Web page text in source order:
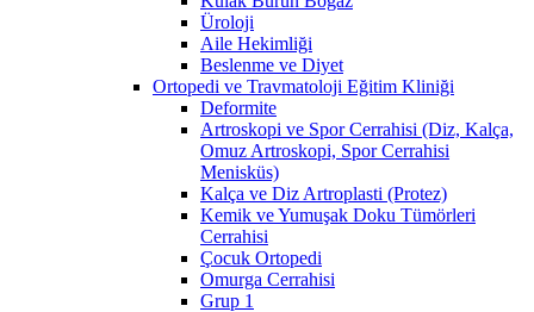
Üroloji
Aile Hekimliği
Beslenme ve Diyet
Ortopedi ve Travmatoloji Eğitim Kliniği
Deformite
Artroskopi ve Spor Cerrahisi (Diz, Kalça,
Omuz Artroskopi, Spor Cerrahisi
Menisküs)
Kalça ve Diz Artroplasti (Protez)
Kemik ve Yumuşak Doku Tümörleri
Cerrahisi
Çocuk Ortopedi
Omurga Cerrahisi
Grup 1